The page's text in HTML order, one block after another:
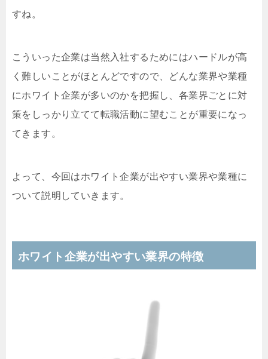
すね。
こういった企業は当然入社するためにはハードルが高
く難しいことがほとんどですので、どんな業界や業種
にホワイト企業が多いのかを把握し、各業界ごとに対
策をしっかり立てて転職活動に望むことが重要になっ
てきます。
よって、今回はホワイト企業が出やすい業界や業種に
ついて説明していきます。
ホワイト企業が出やすい業界の特徴